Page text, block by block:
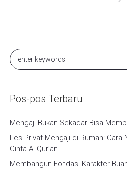
Pos-pos Terbaru
Mengaji Bukan Sekadar Bisa
Les Privat Mengaji di Rumah: Cara
Cinta Al-Qur’an
Membangun Fondasi Karakter